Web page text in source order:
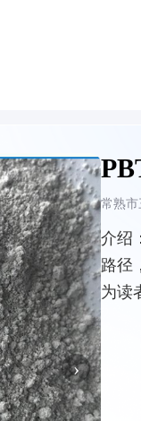
›
常熟市
介绍：
路径
为读